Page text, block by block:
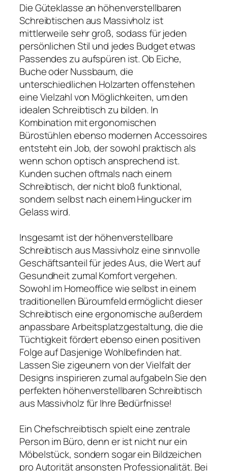
Die Güteklasse an höhenverstellbaren
Schreibtischen aus Massivholz ist
mittlerweile sehr groß, sodass für jeden
persönlichen Stil und jedes Budget etwas
Passendes zu aufspüren ist. Ob Eiche,
Buche oder Nussbaum, die
unterschiedlichen Holzarten offenstehen
eine Vielzahl von Möglichkeiten, um den
idealen Schreibtisch zu bilden. In
Kombination mit ergonomischen
Bürostühlen ebenso modernen Accessoires
entsteht ein Job, der sowohl praktisch als
wenn schon optisch ansprechend ist.
Kunden suchen oftmals nach einem
Schreibtisch, der nicht bloß funktional,
sondern selbst nach einem Hingucker im
Gelass wird.
Insgesamt ist der höhenverstellbare
Schreibtisch aus Massivholz eine sinnvolle
Geschäftsanteil für jedes Aus, die Wert auf
Gesundheit zumal Komfort vergehen.
Sowohl im Homeoffice wie selbst in einem
traditionellen Büroumfeld ermöglicht dieser
Schreibtisch eine ergonomische außerdem
anpassbare Arbeitsplatzgestaltung, die die
Tüchtigkeit fördert ebenso einen positiven
Folge auf Dasjenige Wohlbefinden hat.
Lassen Sie zigeunern von der Vielfalt der
Designs inspirieren zumal aufgabeln Sie den
perfekten höhenverstellbaren Schreibtisch
aus Massivholz für Ihre Bedürfnisse!
Ein Chefschreibtisch spielt eine zentrale
Person im Büro, denn er ist nicht nur ein
Möbelstück, sondern sogar ein Bildzeichen
pro Autorität ansonsten Professionalität. Bei